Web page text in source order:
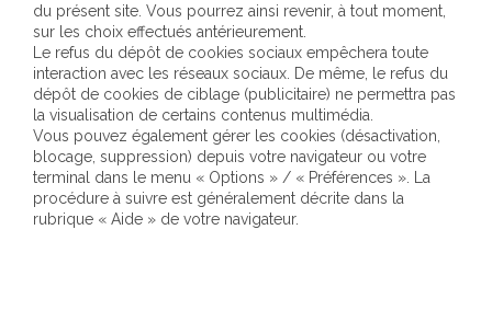
du présent site. Vous pourrez ainsi revenir, à tout moment,
sur les choix effectués antérieurement.
Le refus du dépôt de cookies sociaux empêchera toute
interaction avec les réseaux sociaux. De même, le refus du
dépôt de cookies de ciblage (publicitaire) ne permettra pas
la visualisation de certains contenus multimédia.
Vous pouvez également gérer les cookies (désactivation,
blocage, suppression) depuis votre navigateur ou votre
terminal dans le menu « Options » / « Préférences ». La
procédure à suivre est généralement décrite dans la
rubrique « Aide » de votre navigateur.